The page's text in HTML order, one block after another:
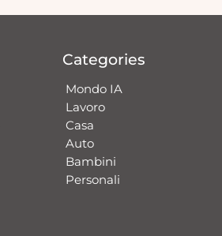
Categories
Mondo IA
Lavoro
Casa
Auto
Bambini
Personali